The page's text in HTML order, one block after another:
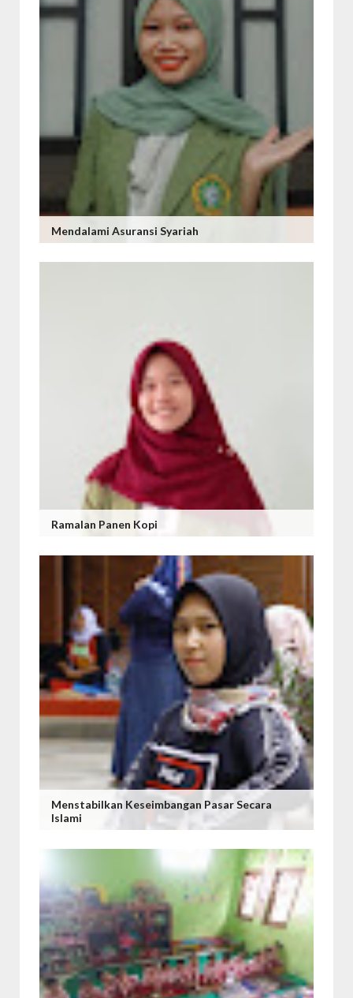
Mendalami Asuransi Syariah
Ramalan Panen Kopi
Menstabilkan Keseimbangan Pasar Secara
Islami